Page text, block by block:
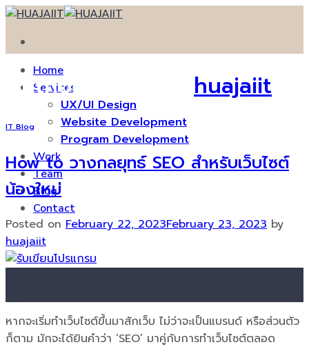
Skip
content
Home
Services
UX/UI Design
Website Development
Program Development
Work
Team
Blog
Contact
Author Archives: huajaiit
IT Blog
How to วางกลยุทธ์ SEO สำหรับเว็บไซต์
น้องใหม่
Posted on February 22, 2023February 23, 2023 by
huajaiit
หากจะเริ่มทำเว็บไซต์ขึ้นมาสักเว็บ ไม่ว่าจะเป็นแบรนด์ หรือส่วนตัว
ก็ตาม มักจะได้ยินคำว่า ‘SEO’ มาคู่กับการทำเว็บไซต์ตลอด